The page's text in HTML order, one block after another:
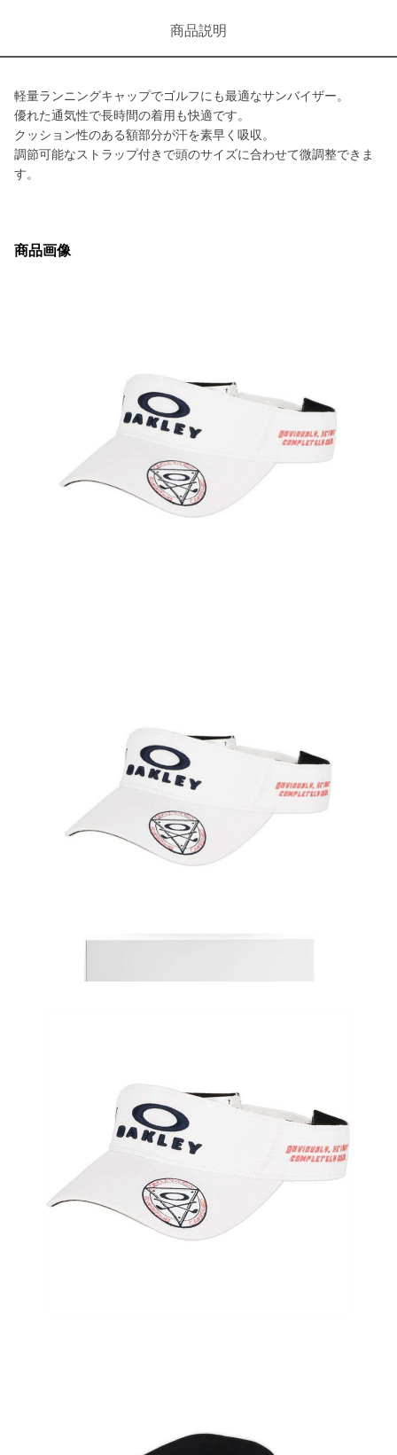
商品説明
軽量ランニングキャップでゴルフにも最適なサンバイザー。
優れた通気性で長時間の着用も快適です。
クッション性のある額部分が汗を素早く吸収。
調節可能なストラップ付きで頭のサイズに合わせて微調整できま
す。
商品画像